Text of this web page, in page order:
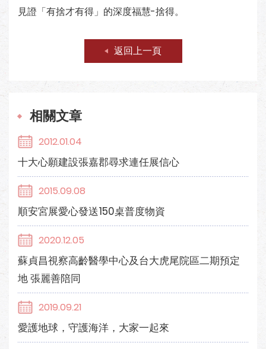
見證「有捨才有得」的深度福慧-捨得。
返回上一頁
相關文章
2012.01.04
十大心願建設張嘉郡尋求連任展信心
2015.09.08
順安宮展愛心發送150桌普度物資
2020.12.05
蘇貞昌視察高齡醫學中心及台大虎尾院區二期預定
地 張麗善陪同
2019.09.21
愛護地球，守護海洋，大家一起來